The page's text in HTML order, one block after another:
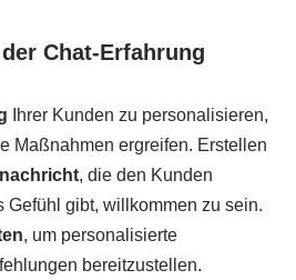
Chat-Erfahrung
Ihrer Kunden zu personalisieren,
Maßnahmen ergreifen. Erstellen
, die den Kunden
Gefühl gibt, willkommen zu sein.
, um personalisierte
bereitzustellen.